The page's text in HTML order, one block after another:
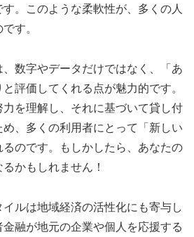
。このような柔軟性が、多くの人
す。
数字やデータだけではなく、「あ
評価してくれる点が魅力的です。
を理解し、それに基づいて貸し付
、多くの利用者にとって「新しい
のです。もしかしたら、あなたの
かもしれません！
ルは地域経済の活性化にも寄与し
融が地元の企業や個人を応援する